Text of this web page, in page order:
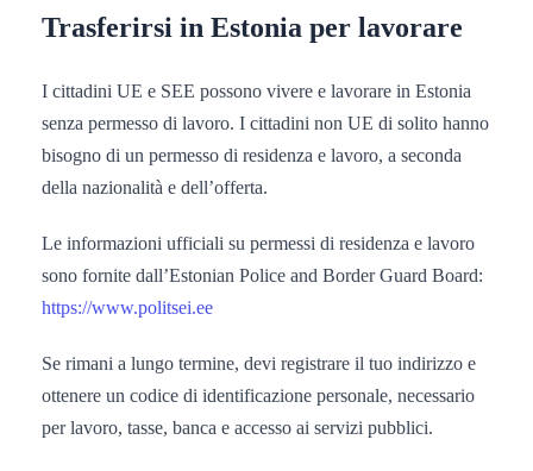
Trasferirsi in Estonia per lavorare
I cittadini UE e SEE possono vivere e lavorare in Estonia
senza permesso di lavoro. I cittadini non UE di solito hanno
bisogno di un permesso di residenza e lavoro, a seconda
della nazionalità e dell’offerta.
Le informazioni ufficiali su permessi di residenza e lavoro
sono fornite dall’Estonian Police and Border Guard Board:
https://www.politsei.ee
Se rimani a lungo termine, devi registrare il tuo indirizzo e
ottenere un codice di identificazione personale, necessario
per lavoro, tasse, banca e accesso ai servizi pubblici.